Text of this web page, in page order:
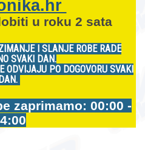
u roku 2 sata
I SLANJE ROBE RADE
SVAKI DAN.
ODVIJAJU PO DOGOVORU SVAKI
DAN.
zaprimamo: 00:00 -